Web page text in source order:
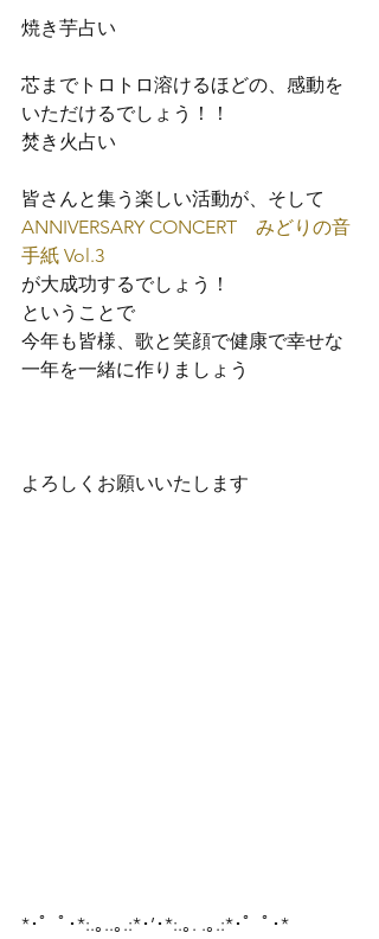
焼き芋占い
芯までトロトロ溶けるほどの、感動を
いただけるでしょう！！
焚き火占い
皆さんと集う楽しい活動が、そして
ANNIVERSARY CONCERT　みどりの音
手紙 Vol.3
が大成功するでしょう！
ということで
今年も皆様、歌と笑顔で健康で幸せな
一年を一緒に作りましょう
よろしくお願いいたします
*･゜ﾟ･*:.｡..｡.:*･’･*:.｡. .｡.:*･゜ﾟ･*